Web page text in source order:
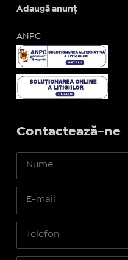
Adaugă anunț
ANPC
Contactează-ne